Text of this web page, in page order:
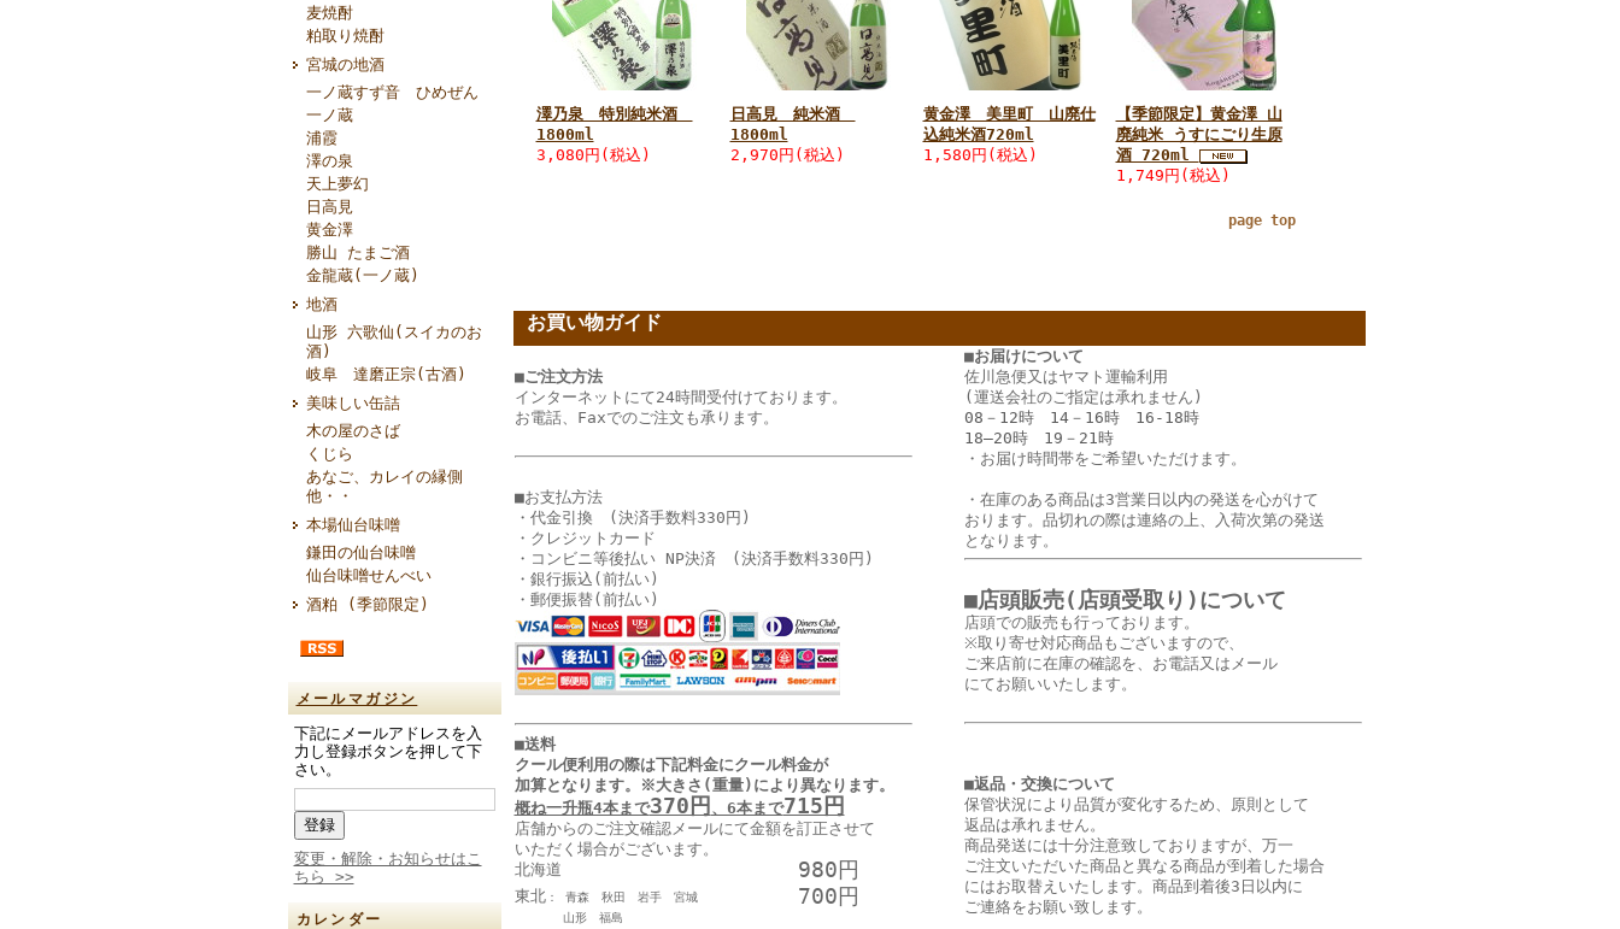
麦焼酎
粕取り焼酎
宮城の地酒
一ノ蔵すず音 ひめぜん
一ノ蔵
浦霞
澤の泉
天上夢幻
日高見
黄金澤
勝山 たまご酒
金龍蔵(一ノ蔵)
地酒
山形 六歌仙(スイカのお
酒)
岐阜 達磨正宗(古酒)
美味しい缶詰
木の屋のさば
くじら
あなご、カレイの縁側
他・・
本場仙台味噌
鎌田の仙台味噌
仙台味噌せんべい
酒粕 (季節限定)
メールマガジン
下記にメールアドレスを入
力し登録ボタンを押して下
さい。
変更・解除・お知らせはこ
ちら >>
カレンダー
澤乃泉 特別純米酒
1800ml
3,080円(税込)
日高見 純米酒
1800ml
2,970円(税込)
黄金澤 美里町 山廃仕
込純米酒720ml
1,580円(税込)
【季節限定】黄金澤 山
廃純米 うすにごり生原
酒 720ml
1,749円(税込)
page top
お買い物ガイド
■ご注文方法
インターネットにて24時間受付けております。
お電話、Faxでのご注文も承ります。
■お支払方法
・代金引換 (決済手数料330円)
・クレジットカード
・コンビニ等後払い NP決済 (決済手数料330円)
・銀行振込(前払い)
・郵便振替(前払い)
■送料
クール便利用の際は下記料金にクール料金が
加算となります。
※大きさ(重量)により異なります。
概ね一升瓶4本まで370円、6本まで715円
店舗からのご注文確認メールにて金額を訂正させて
いただく場合がございます。
北海道
980円
東北： 青森 秋田 岩手 宮城
山形 福島
700円
■お届けについて
佐川急便又はヤマト運輸利用
(運送会社のご指定は承れません)
08－12時 14－16時 16‐18時
18―20時 19－21時
・ お届け時間帯をご希望いただけます。
・在庫のある商品は3営業日以内の発送を心がけて
おります。品切れの際は連絡の上、入荷次第の発送
となります。
■店頭販売(店頭受取り)について
店頭での販売も行っております。
※取り寄せ対応商品もございますので、
ご来店前に在庫の確認を、お電話又はメール
にてお願いいたします。
■返品・交換について
保管状況により品質が変化するため、原則として
返品は承れません。
商品発送には十分注意致しておりますが、万一
ご注文いただいた商品と異なる商品が到着した場合
にはお取替えいたします。商品到着後3日以内に
ご連絡をお願い致します。